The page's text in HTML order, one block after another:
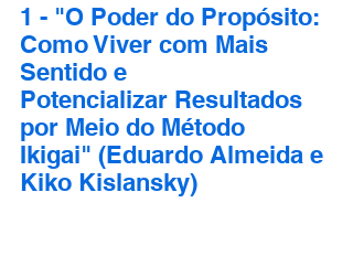
1 - "O Poder do Propósito:
Como Viver com Mais
Sentido e
Potencializar Resultados
por Meio do Método
Ikigai" (Eduardo Almeida e
Kiko Kislansky)